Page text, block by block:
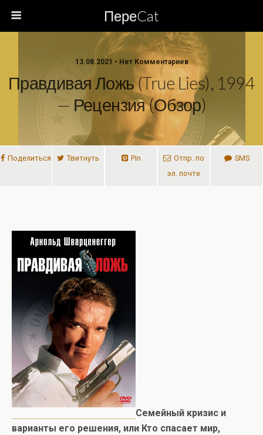
ПереCat
13.08.2021 • Нет Комментариев
Правдивая Ложь (True Lies), 1994
— Рецензия (обзор)
Поделиться Твитнуть Pin
Отпр. по
эл. почте
SMS
Семейный кризис и
варианты его решения, или Кто спасает мир,